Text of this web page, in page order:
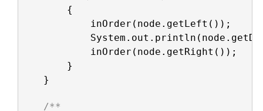
{
inOrder(node.getLeft());
inOrder(node.getRight());
}
}
/**